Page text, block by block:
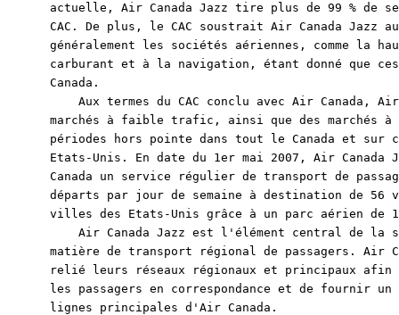
actuelle, Air Canada Jazz tire plus de 99 % de
CAC. De plus, le CAC soustrait Air Canada Jazz
généralement les sociétés aériennes, comme la
carburant et à la navigation, étant donné que
Canada.
Aux termes du CAC conclu avec Air Canada,
marchés à faible trafic, ainsi que des marchés
périodes hors pointe dans tout le Canada et sur
Etats-Unis. En date du 1er mai 2007, Air
Canada un service régulier de transport de
départs par jour de semaine à destination de 56
villes des Etats-Unis grâce à un parc aérien de
Air Canada Jazz est l'élément central de la
matière de transport régional de passagers. Air
relié leurs réseaux régionaux et principaux afin
les passagers en correspondance et de fournir
lignes principales d'Air Canada.